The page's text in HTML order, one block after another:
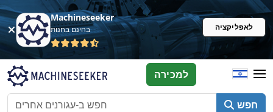
Machineseeker
בחינם בחנות לאפליקציה
חפש
למכירה